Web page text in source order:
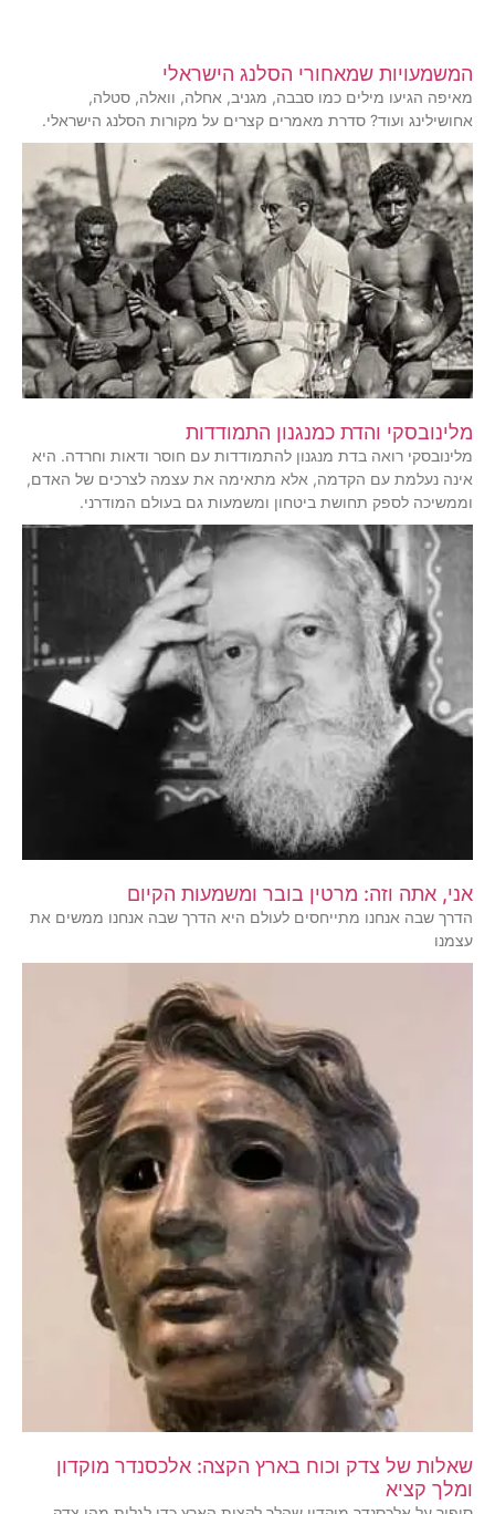
המשמעויות שמאחורי הסלנג הישראלי
מאיפה הגיעו מילים כמו סבבה, מגניב, אחלה, וואלה, סטלה,
אחושילינג ועוד? סדרת מאמרים קצרים על מקורות הסלנג הישראלי.
מלינובסקי והדת כמנגנון התמודדות
מלינובסקי רואה בדת מנגנון להתמודדות עם חוסר ודאות וחרדה. היא
אינה נעלמת עם הקדמה, אלא מתאימה את עצמה לצרכים של האדם,
וממשיכה לספק תחושת ביטחון ומשמעות גם בעולם המודרני.
אני, אתה וזה: מרטין בובר ומשמעות הקיום
הדרך שבה אנחנו מתייחסים לעולם היא הדרך שבה אנחנו ממשים את
עצמנו
שאלות של צדק וכוח בארץ הקצה: אלכסנדר מוקדון
ומלך קציא